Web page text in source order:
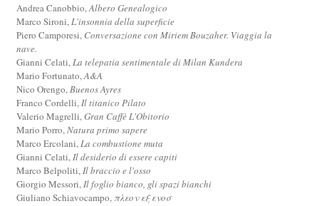
Andrea Canobbio,Albero Genealogico
Marco Sironi,L'insonnia della superficie
Piero Camporesi, Conversazione con Miriem Bouzaher. Viaggia la
nave.
Gianni Celati,La telepatia sentimentale di Milan Kundera
Mario Fortunato,A&A
Nico Orengo,Buenos Ayres
Franco Cordelli,Il titanico Pilato
Valerio Magrelli,Gran Caffè L'Obitorio
Mario Porro,Natura primo sapere
Marco Ercolani,La combustione muta
Gianni Celati,Il desiderio di essere capiti
Marco Belpoliti,Il braccio e l'osso
Giorgio Messori,Il foglio bianco, gli spazi bianchi
Giuliano Schiavocampo,πλεον εξ ενοσ